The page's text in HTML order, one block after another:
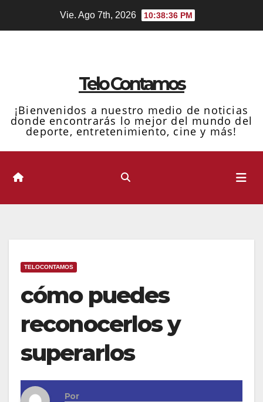
Vie. Ago 7th, 2026 10:38:37 PM
Telo Contamos
¡Bienvenidos a nuestro medio de noticias
donde encontrarás lo mejor del mundo del
deporte, entretenimiento, cine y más!
TELOCONTAMOS
cómo puedes
reconocerlos y
superarlos
Por